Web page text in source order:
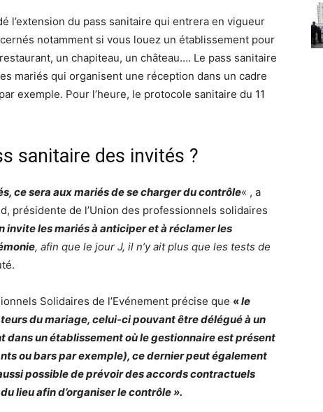
l’extension du pass sanitaire qui entrera en vigueur
notamment si vous louez un établissement pour
un chapiteau, un château…. Le pass sanitaire
mariés qui organisent une réception dans un cadre
exemple. Pour l’heure, le protocole sanitaire du 11
sanitaire des invités ?
ce sera aux mariés de se charger du contrôle« , a
présidente de l’Union des professionnels solidaires
invite les mariés à anticiper et à réclamer les
, afin que le jour J, il n’y ait plus que les tests de
Solidaires de l’Evénement précise que «le
du mariage, celui-ci pouvant être délégué à un
dans un établissement où le gestionnaire est présent
ou bars par exemple), ce dernier peut également
possible deprévoir des accords contractuels
lieu afin d’organiser le contrôle ».